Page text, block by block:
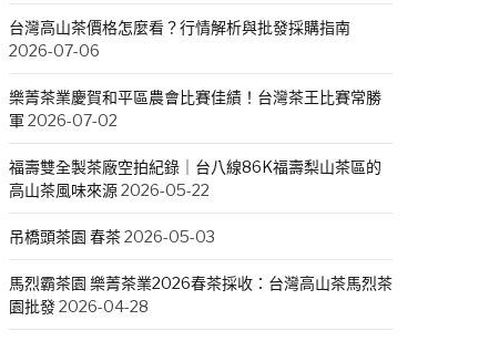
台灣高山茶價格怎麼看？行情解析與批發採購指南
2026-07-06
樂菁茶業慶賀和平區農會比賽佳績！台灣茶王比賽常勝
軍 2026-07-02
福壽雙全製茶廠空拍紀錄｜台八線86K福壽梨山茶區的
高山茶風味來源2026-05-22
吊橋頭茶園 春茶2026-05-03
馬烈霸茶園 樂菁茶業2026春茶採收：台灣高山茶馬烈茶
園批發2026-04-28